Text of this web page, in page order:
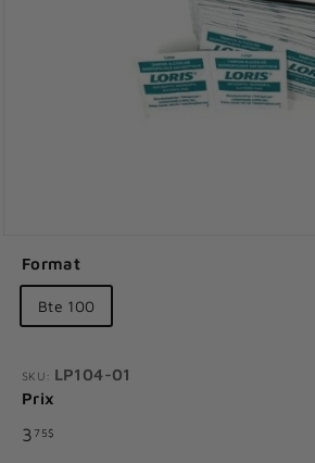
Format
Bte 100
SKU: LP104-01
Prix
Prix
3 75$